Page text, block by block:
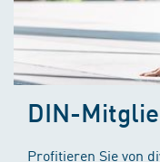
DIN-
Profitieren Sie von